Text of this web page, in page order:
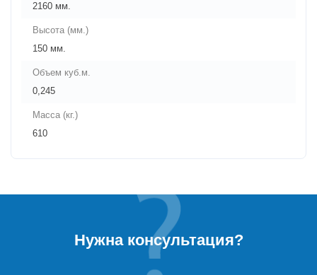
2160 мм.
Высота (мм.)
150 мм.
Объем куб.м.
0,245
Масса (кг.)
610
Нужна консультация?